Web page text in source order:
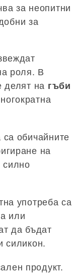
за неопитни
за
роля. В
делят на гъби
са обичайните
на
силно
употреба са
или
да бъдат
силикон.
продукт.